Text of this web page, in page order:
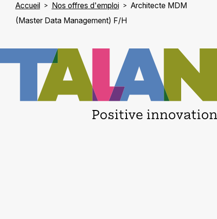
Accueil Nos offres d'emploi
Architecte MDM
(Master Data Management) F/H